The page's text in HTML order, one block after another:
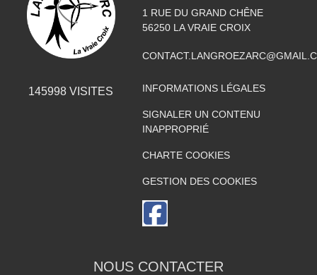
145998 VISITES
1 RUE DU GRAND CHÊNE
56250 LA VRAIE CROIX
INFORMATIONS LÉGALES
SIGNALER UN CONTENU
INAPPROPRIÉ
CHARTE COOKIES
GESTION DES COOKIES
NOUS CONTACTER